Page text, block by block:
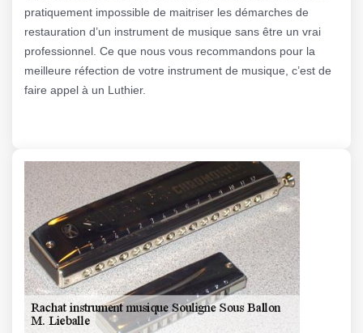
pratiquement impossible de maitriser les démarches de
restauration d’un instrument de musique sans être un vrai
professionnel. Ce que nous vous recommandons pour la
meilleure réfection de votre instrument de musique, c’est de
faire appel à un Luthier.